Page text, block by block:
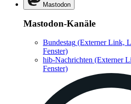
Mastodon
Mastodon-Kanäle
Bundestag (Externer Link,
Fenster)
hib-Nachrichten (Externer
Fenster)